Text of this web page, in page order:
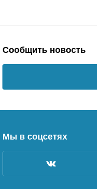
Сообщить новость
Мы в соцсетях